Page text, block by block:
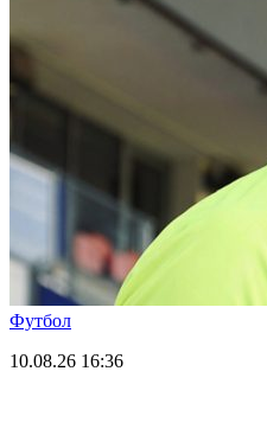
Футбол
10.08.26 16:36